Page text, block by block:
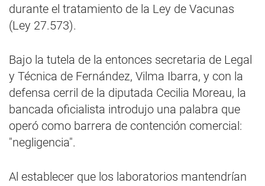
durante el tratamiento de la Ley de Vacunas
(Ley 27.573).
Bajo la tutela de la entonces secretaria de Legal
y Técnica de Fernández, Vilma Ibarra, y con la
defensa cerril de la diputada Cecilia Moreau, la
bancada oficialista introdujo una palabra que
operó como barrera de contención comercial:
"negligencia".
Al establecer que los laboratorios mantendrían